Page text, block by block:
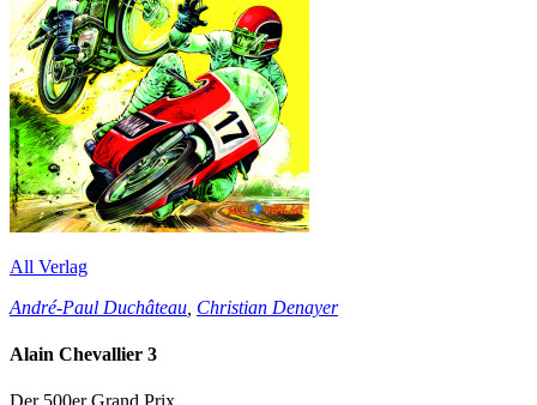
All Verlag
André-Paul Duchâteau Christian Denayer
Alain Chevallier 3